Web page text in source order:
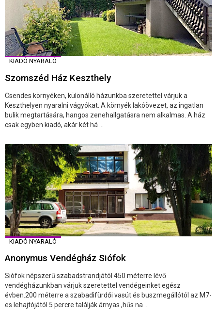
KIADÓ NYARALÓ
Szomszéd Ház Keszthely
Csendes környéken, különálló házunkba szeretettel várjuk a
Keszthelyen nyaralni vágyókat. A környék lakóövezet, az ingatlan
bulik megtartására, hangos zenehallgatásra nem alkalmas. A ház
csak egyben kiadó, akár két há ...
KIADÓ NYARALÓ
Anonymus Vendégház Siófok
Siófok népszerű szabadstrandjától 450 méterre lévő
vendégházunkban várjuk szeretettel vendégeinket egész
évben.200 méterre a szabadifürdői vasút és buszmegállótól az M7-
es lehajtójától 5 percre találják árnyas ,hűs na ...